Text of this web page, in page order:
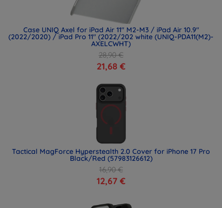
Case UNIQ Axel for iPad Air 11" M2-M3 / iPad Air 10.9"
(2022/2020) / iPad Pro 11" (2022/202 white (UNIQ-PDA11(M2)-
AXELCWHT)
28,90 €
21,68 €
Tactical MagForce Hyperstealth 2.0 Cover for iPhone 17 Pro
Black/Red (57983126612)
16,90 €
12,67 €